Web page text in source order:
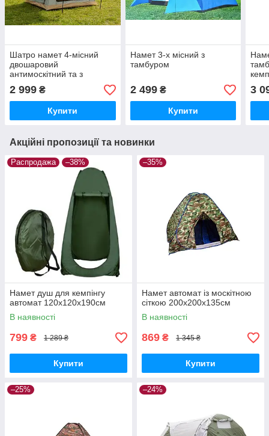
Шатро намет 4-місний
двошаровий
антимоскітний та з
захистом від дощу 2217
2 999 ₴
Купити
Намет 3-х місний з
тамбуром
2 499₴
Купити
3
Акційні пропозиції та новинки
Распродажа –38%
Намет душ для кемпінгу
автомат 120x120x190см
В наявності
799 ₴ 1 289 ₴
Купити
–35%
Намет автомат із москітною
сіткою 200x200x135см
В наявності
869 ₴ 1 345 ₴
Купити
–25% –24%